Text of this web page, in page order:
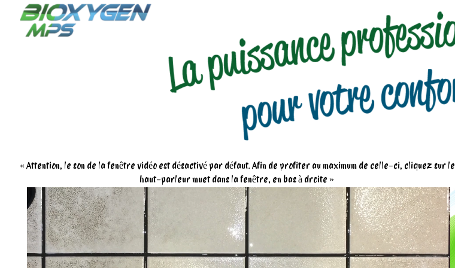
« Attention, le son de la fenêtre vidéo est désactivé par défaut. Afin de profiter au maximum de celle-ci, cliquez sur le
haut-parleur muet dans la fenêtre, en bas à droite »